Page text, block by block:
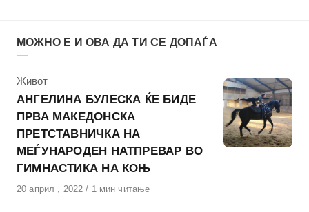
МОЖНО Е И ОВА ДА ТИ СЕ ДОПАЃА
КАтегорија
Живот
АНГЕЛИНА БУЛЕСКА ЌЕ БИДЕ
ПРВА МАКЕДОНСКА
ПРЕТСТАВНИЧКА НА
МЕЃУНАРОДЕН НАТПРЕВАР ВО
ГИМНАСТИКА НА КОЊ
Објавено
20 април , 2022 1 мин читање